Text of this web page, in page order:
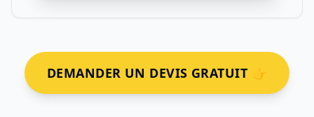
DEMANDER UN DEVIS GRATUIT 👉